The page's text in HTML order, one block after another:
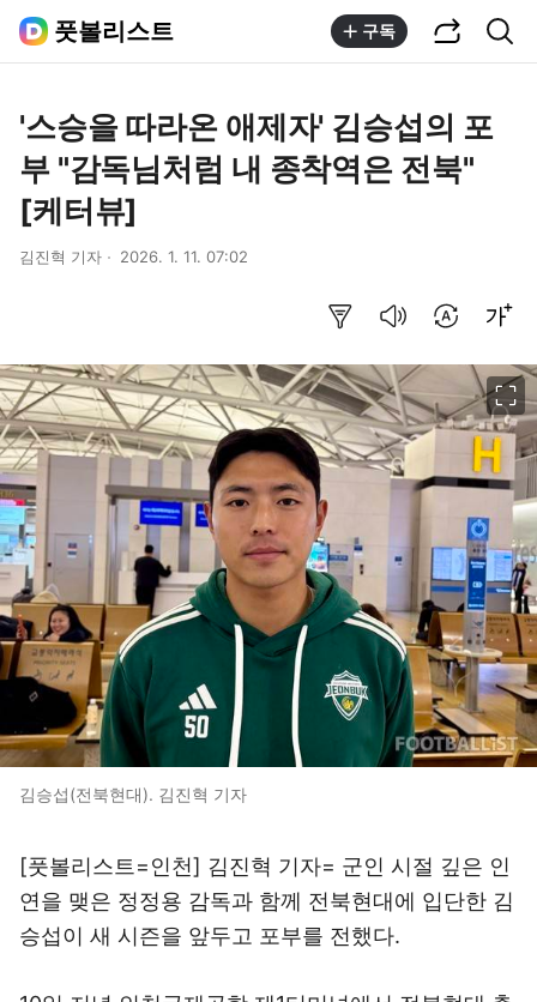
풋볼리스트 구독
'스승을 따라온 애제자' 김승섭의 포
부 "감독님처럼 내 종착역은 전북"
[케터뷰]
김진혁 기자 2026. 1. 11. 07:02
김승섭(전북현대). 김진혁 기자
[풋볼리스트=인천] 김진혁 기자= 군인 시절 깊은 인
연을 맺은 정정용 감독과 함께 전북현대에 입단한 김
승섭이 새 시즌을 앞두고 포부를 전했다.